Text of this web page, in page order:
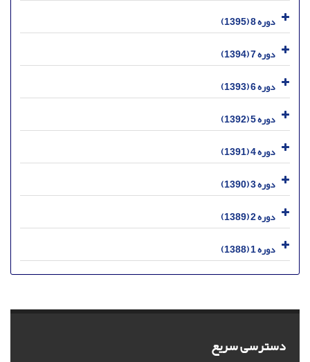
دوره 8 (1395)
دوره 7 (1394)
دوره 6 (1393)
دوره 5 (1392)
دوره 4 (1391)
دوره 3 (1390)
دوره 2 (1389)
دوره 1 (1388)
دسترسی سریع